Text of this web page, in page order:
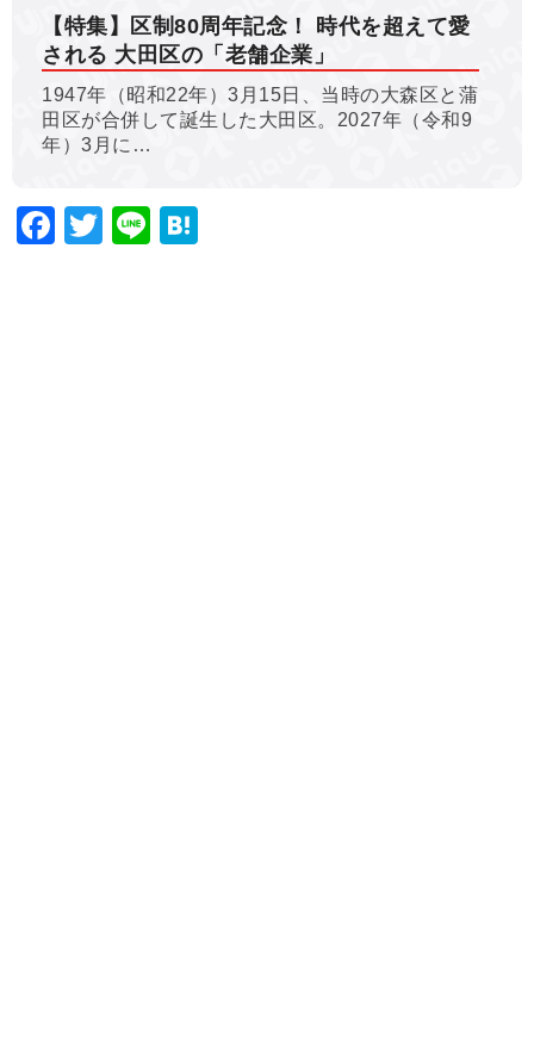
【特集】区制80周年記念！ 時代を超えて愛
される 大田区の「老舗企業」
1947年（昭和22年）3月15日、当時の大森区と蒲
田区が合併して誕生した大田区。2027年（令和9
年）3月に…
Facebook
Twitter
Line